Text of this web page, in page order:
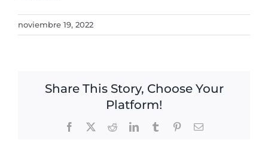
noviembre 19, 2022
Share This Story, Choose Your
Platform!
Facebook RedditLinkedInTumblr PinterestEmail